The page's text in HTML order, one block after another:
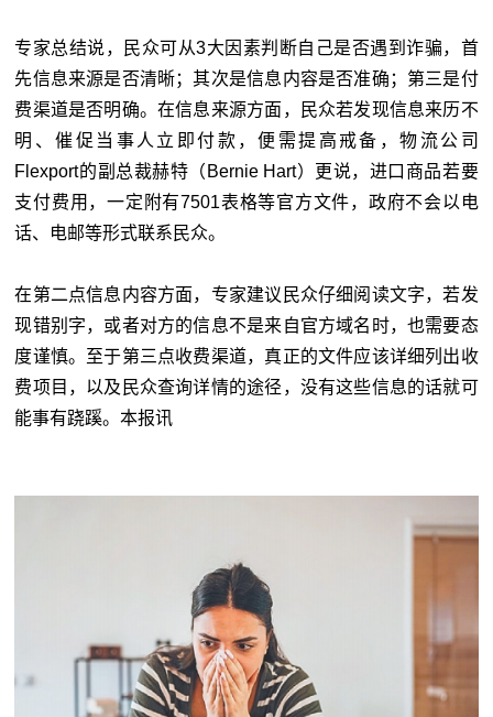
专家总结说，民众可从3大因素判断自己是否遇到诈骗，首
先信息来源是否清晰；其次是信息内容是否准确；第三是付
费渠道是否明确。在信息来源方面，民众若发现信息来历不
明、催促当事人立即付款，便需提高戒备，物流公司
Flexport的副总裁赫特（Bernie Hart）更说，进口商品若要
支付费用，一定附有7501表格等官方文件，政府不会以电
话、电邮等形式联系民众。
在第二点信息内容方面，专家建议民众仔细阅读文字，若发
现错别字，或者对方的信息不是来自官方域名时，也需要态
度谨慎。至于第三点收费渠道，真正的文件应该详细列出收
费项目，以及民众查询详情的途径，没有这些信息的话就可
能事有跷蹊。本报讯